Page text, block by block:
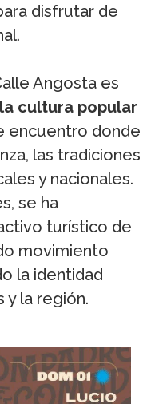
disfrutar de
Angosta es
cultura popular
encuentro donde
las tradiciones
y nacionales.
se ha
turístico de
movimiento
la identidad
y la región.